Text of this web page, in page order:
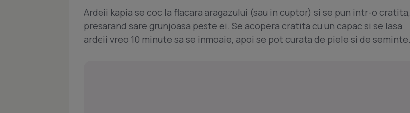
Ardeii kapia se coc la flacara aragazului (sau in cuptor) si se pun intr-o cratita,
presarand sare grunjoasa peste ei. Se acopera cratita cu un capac si se lasa
ardeii vreo 10 minute sa se inmoaie, apoi se pot curata de piele si de seminte.